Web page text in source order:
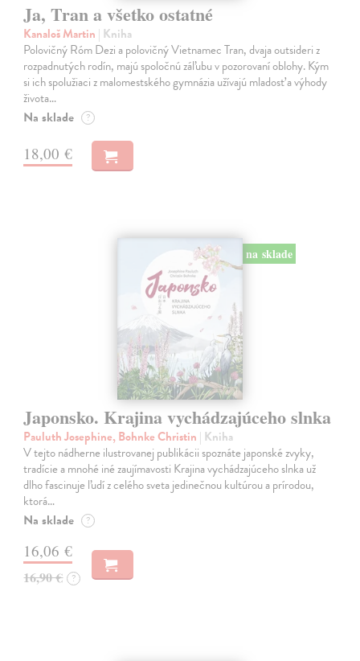
Ja, Tran a všetko ostatné
Kanaloš Martin | Kniha
Polovičný Róm Dezi a polovičný Vietnamec Tran, dvaja outsideri z
rozpadnutých rodín, majú spoločnú záľubu v pozorovaní oblohy. Kým
si ich spolužiaci z malomestského gymnázia užívajú mladosť a výhody
života…
Na sklade ?
18,00 €
na sklade
Japonsko. Krajina vychádzajúceho slnka
Pauluth Josephine, Bohnke Christin | Kniha
V tejto nádherne ilustrovanej publikácii spoznáte japonské zvyky,
tradície a mnohé iné zaujímavosti Krajina vychádzajúceho slnka už
dlho fascinuje ľudí z celého sveta jedinečnou kultúrou a prírodou,
ktorá…
Na sklade ?
16,06 €
16,90 € ?